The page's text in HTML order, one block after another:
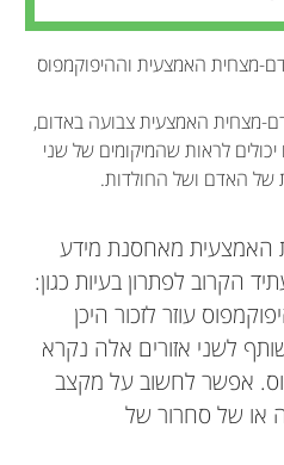
הקדם-מצחית האמצעית וההיפוקמפוס
מצחית האמצעית צבועה באדום,
לראות שהמיקומים של שני
של האדם ושל החולדות.
האמצעית מאחסנת מידע
הקרוב לפתרון בעיות כגון:
עוזר לזכור היכן
לשני אזורים אלה נקרא
אפשר לחשוב על מקצב
או של סחרור של